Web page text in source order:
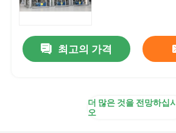
자동화된 피깅 시스템
최고의 가격
더 많은 것을 전망하십시
오